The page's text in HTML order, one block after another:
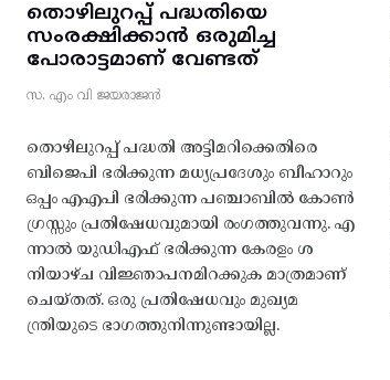
തൊഴിലുറപ്പ് പദ്ധതിയെ
സംരക്ഷിക്കാൻ ഒരുമിച്ച
പോരാട്ടമാണ് വേണ്ടത്
സ. എം വി ജയരാജൻ
തൊഴിലുറപ്പ് പദ്ധതി അട്ടിമറിക്കെതിരെ
ബിജെപി ഭരിക്കുന്ന മധ്യപ്രദേശും ബീഹാറും
ഒപ്പം എഎപി ഭരിക്കുന്ന പഞ്ചാബിൽ കോൺ
ഗ്രസ്സും പ്രതിഷേധവുമായി രംഗത്തുവന്നു. എ
ന്നാൽ യുഡിഎഫ് ഭരിക്കുന്ന കേരളം ശ
നിയാഴ്ച വിജ്ഞാപനമിറക്കുക മാത്രമാണ്
ചെയ്തത്. ഒരു പ്രതിഷേധവും മുഖ്യമ
ന്ത്രിയുടെ ഭാഗത്തുനിന്നുണ്ടായില്ല.